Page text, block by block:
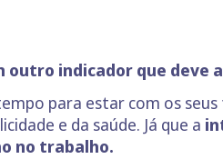
outro indicador que
para estar com os
e da saúde. Já que a
no trabalho.